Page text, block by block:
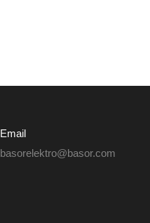
Email
basorelektro@basor.com